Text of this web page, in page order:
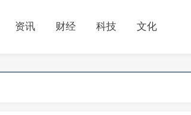
资讯 财经 科技 文化